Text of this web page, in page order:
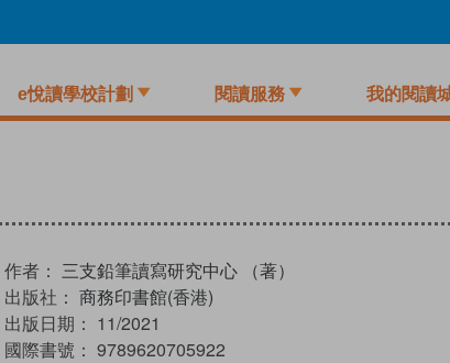
e悅讀學校計劃 閱讀服務 我的閱讀
作者： 三支鉛筆讀寫研究中心 （著）
出版社： 商務印書館(香港)
出版日期： 11/2021
國際書號： 9789620705922